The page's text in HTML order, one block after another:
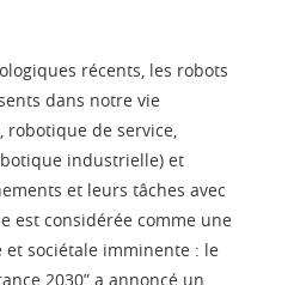
récents, les robots
dans notre vie
de service,
industrielle) et
et leurs tâches avec
est considérée comme une
sociétale imminente : le
2030” a annoncé un